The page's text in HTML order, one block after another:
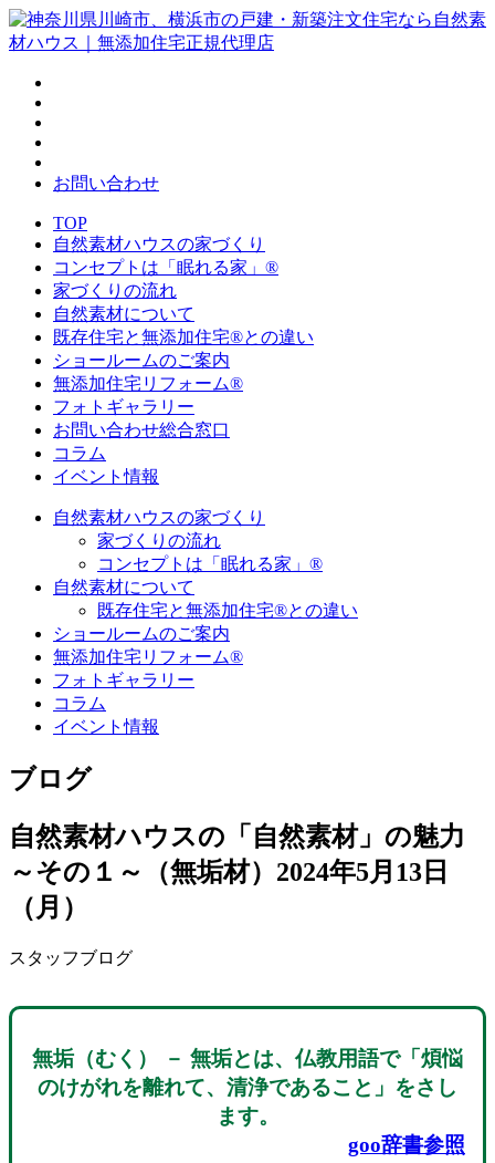
お問い合わせ
TOP
自然素材ハウスの家づくり
コンセプトは「眠れる家」®
家づくりの流れ
自然素材について
既存住宅と無添加住宅®との違い
ショールームのご案内
無添加住宅リフォーム®
フォトギャラリー
お問い合わせ総合窓口
コラム
イベント情報
自然素材ハウスの家づくり
家づくりの流れ
コンセプトは「眠れる家」®
自然素材について
既存住宅と無添加住宅®との違い
ショールームのご案内
無添加住宅リフォーム®
フォトギャラリー
コラム
イベント情報
ブログ
自然素材ハウスの「自然素材」の魅力
～その１～（無垢材） 2024年5月13日
（月）
スタッフブログ
無垢（むく）
－ 無垢とは、仏教用語で「煩悩
のけがれを離れて、清浄であること」をさし
ます。
goo辞書参照